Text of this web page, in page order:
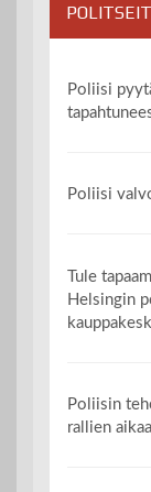
Poliisi
Poliisi
Tule
Helsingin
Poliisin
rallien